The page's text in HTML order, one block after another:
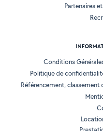
Partenaires
Conditions
Politique de
Référencement, classement